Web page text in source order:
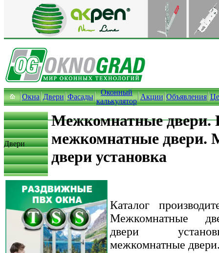
Окна Двери Фасады
Оконный
калькулятор
Акции Объявления
Двери
Межкомнатные двери.
межкомнатные двери.
двери установка
Каталог
Межкомнатные
двери
межкомнатные